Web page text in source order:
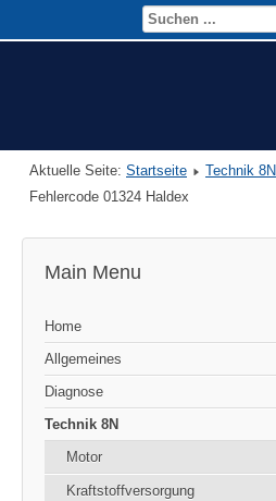
Aktuelle Seite: Startseite Technik 8N
Fehlercode 01324 Haldex
Main Menu
Home
Allgemeines
Diagnose
Technik 8N
Motor
Kraftstoffversorgung